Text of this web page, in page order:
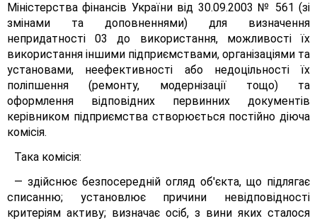
Міністерства фінансів України від 30.09.2003 № 561 (зі
змінами та доповненнями) для визначення
непридатності 03 до використання, можливості їх
використання іншими підприємствами, організаціями та
установами, неефективності або недоцільності їх
поліпшення (ремонту, модернізації тощо) та
оформлення відповідних первинних документів
керівником підприємства створюється постійно діюча
комісія.
Така комісія:
— здійснює безпосередній огляд об'єкта, що підлягає
списанню; установлює причини невідповідності
критеріям активу; визначає осіб, з вини яких сталося